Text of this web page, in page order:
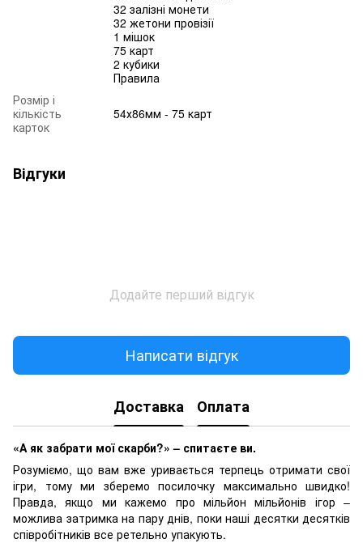
32 залізні монети
32 жетони провізії
1 мішок
75 карт
2 кубики
Правила
Розмір і
кількість
карток
54х86мм - 75 карт
Відгуки
Додайте перший відгук
Написати відгук
Доставка Оплата
«А як забрати мої скарби?» – спитаєте ви.
Розуміємо, що вам вже уривається терпець отримати свої
ігри, тому ми зберемо посилочку максимально швидко!
Правда, якщо ми кажемо про мільйон мільйонів ігор –
можлива затримка на пару днів, поки наші десятки десятків
співробітників все ретельно упакують.